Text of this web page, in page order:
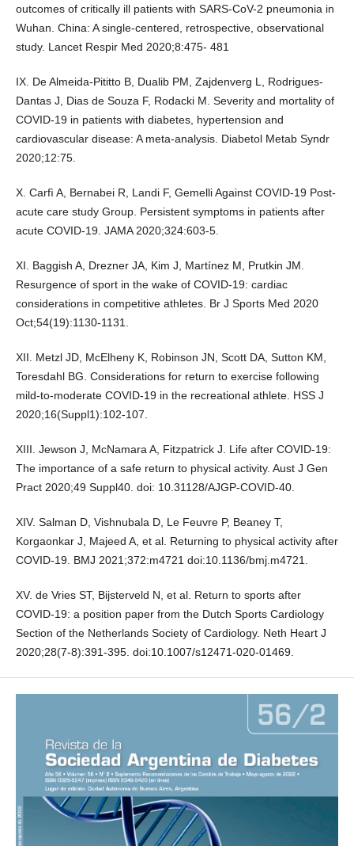
outcomes of critically ill patients with SARS-CoV-2 pneumonia in
Wuhan. China: A single-centered, retrospective, observational
study. Lancet Respir Med 2020;8:475- 481
IX. De Almeida-Pititto B, Dualib PM, Zajdenverg L, Rodrigues-
Dantas J, Dias de Souza F, Rodacki M. Severity and mortality of
COVID-19 in patients with diabetes, hypertension and
cardiovascular disease: A meta-analysis. Diabetol Metab Syndr
2020;12:75.
X. Carfì A, Bernabei R, Landi F, Gemelli Against COVID-19 Post-
acute care study Group. Persistent symptoms in patients after
acute COVID-19. JAMA 2020;324:603-5.
XI. Baggish A, Drezner JA, Kim J, Martínez M, Prutkin JM.
Resurgence of sport in the wake of COVID-19: cardiac
considerations in competitive athletes. Br J Sports Med 2020
Oct;54(19):1130-1131.
XII. Metzl JD, McElheny K, Robinson JN, Scott DA, Sutton KM,
Toresdahl BG. Considerations for return to exercise following
mild-to-moderate COVID-19 in the recreational athlete. HSS J
2020;16(Suppl1):102-107.
XIII. Jewson J, McNamara A, Fitzpatrick J. Life after COVID-19:
The importance of a safe return to physical activity. Aust J Gen
Pract 2020;49 Suppl40. doi: 10.31128/AJGP-COVID-40.
XIV. Salman D, Vishnubala D, Le Feuvre P, Beaney T,
Korgaonkar J, Majeed A, et al. Returning to physical activity after
COVID-19. BMJ 2021;372:m4721 doi:10.1136/bmj.m4721.
XV. de Vries ST, Bijsterveld N, et al. Return to sports after
COVID-19: a position paper from the Dutch Sports Cardiology
Section of the Netherlands Society of Cardiology. Neth Heart J
2020;28(7-8):391-395. doi:10.1007/s12471-020-01469.